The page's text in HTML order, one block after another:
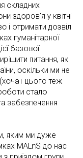
складних
здоров'я у квітні
і отримати дозвіл
гуманітарної
базової
питання, як
оскільки ми не
і цього теж
стало
забезпечення
яким ми дуже
MALnS до нас